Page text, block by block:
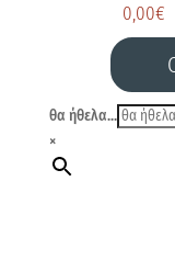
0,00€
θα ήθελα...
×